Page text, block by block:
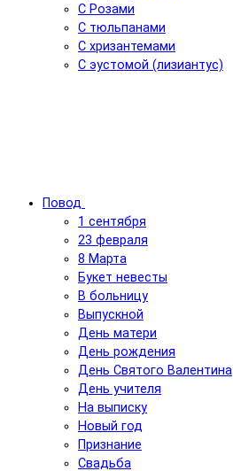
С Розами
С тюльпанами
С хризантемами
С эустомой (лизиантус)
Повод
1 сентября
23 февраля
8 Марта
Букет невесты
В больницу
Выпускной
День матери
День рождения
День Святого Валентина
День учителя
На выписку
Новый год
Признание
Свадьба